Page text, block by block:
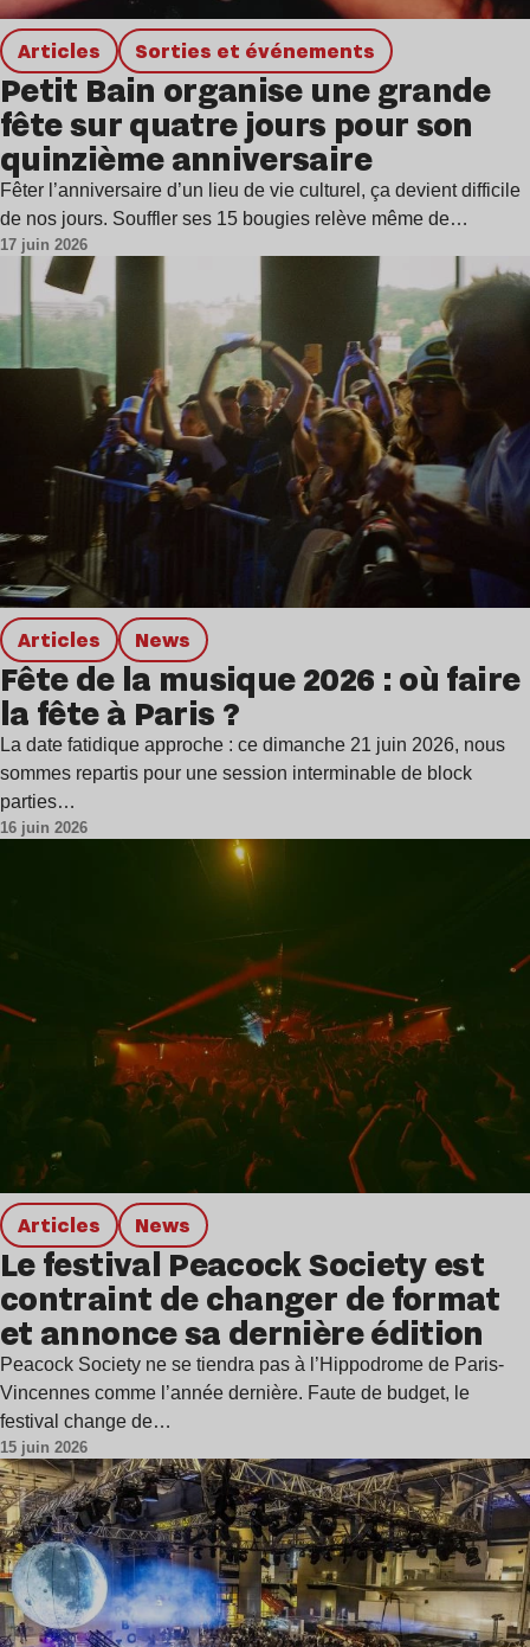
Articles Sorties et événements
Petit Bain organise une grande
fête sur quatre jours pour son
quinzième anniversaire
Fêter l’anniversaire d’un lieu de vie culturel, ça devient difficile
de nos jours. Souffler ses 15 bougies relève même de…
17 juin 2026
Articles news
Fête de la musique 2026 : où faire
la fête à Paris ?
La date fatidique approche : ce dimanche 21 juin 2026, nous
sommes repartis pour une session interminable de block
parties…
16 juin 2026
Articles news
Le festival Peacock Society est
contraint de changer de format
et annonce sa dernière édition
Peacock Society ne se tiendra pas à l’Hippodrome de Paris-
Vincennes comme l’année dernière. Faute de budget, le
festival change de…
15 juin 2026